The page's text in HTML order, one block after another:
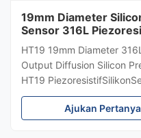
19mm Diameter
Sensor 316L
Sensor
HT19 19mm Diameter
Output Diffusion Silicon
HT19
Pengenalan sensor
piezoresistive silicon
Ajukan